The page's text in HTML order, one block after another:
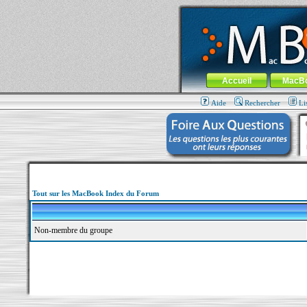
MacBook-fr.com : 100% Apple... 100%
Aller au contenu-Aller au menu
Menu général
Accueil
Aide Rechercher
Tout sur les MacBook Index du Forum
Non-membre du groupe